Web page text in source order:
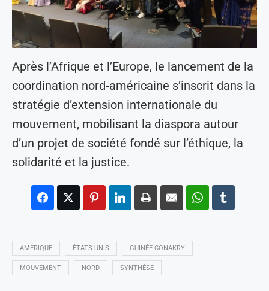
Après l’Afrique et l’Europe, le lancement de la
coordination nord-américaine s’inscrit dans la
stratégie d’extension internationale du
mouvement, mobilisant la diaspora autour
d’un projet de société fondé sur l’éthique, la
solidarité et la justice.
AMÉRIQUE ÉTATS-UNIS GUINÉE CONAKRY
MOUVEMENT NORD SYNTHÈSE